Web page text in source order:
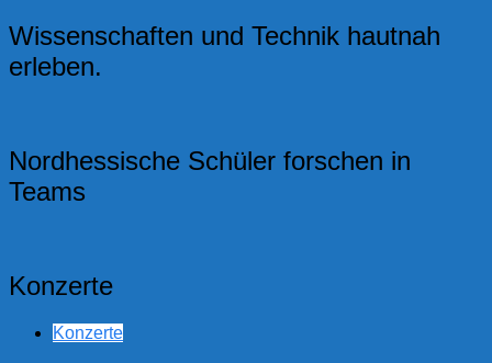
Wissenschaften und Technik hautnah
erleben.
Nordhessische Schüler forschen in
Teams
Konzerte
Konzerte